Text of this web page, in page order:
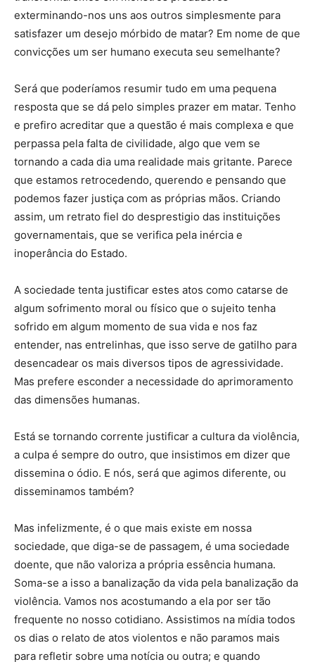
exterminando-nos uns aos outros simplesmente para
satisfazer um desejo mórbido de matar? Em nome de que
convicções um ser humano executa seu semelhante?
Será que poderíamos resumir tudo em uma pequena
resposta que se dá pelo simples prazer em matar. Tenho
e prefiro acreditar que a questão é mais complexa e que
perpassa pela falta de civilidade, algo que vem se
tornando a cada dia uma realidade mais gritante. Parece
que estamos retrocedendo, querendo e pensando que
podemos fazer justiça com as próprias mãos. Criando
assim, um retrato fiel do desprestigio das instituições
governamentais, que se verifica pela inércia e
inoperância do Estado.
A sociedade tenta justificar estes atos como catarse de
algum sofrimento moral ou físico que o sujeito tenha
sofrido em algum momento de sua vida e nos faz
entender, nas entrelinhas, que isso serve de gatilho para
desencadear os mais diversos tipos de agressividade.
Mas prefere esconder a necessidade do aprimoramento
das dimensões humanas.
Está se tornando corrente justificar a cultura da violência,
a culpa é sempre do outro, que insistimos em dizer que
dissemina o ódio. E nós, será que agimos diferente, ou
disseminamos também?
Mas infelizmente, é o que mais existe em nossa
sociedade, que diga-se de passagem, é uma sociedade
doente, que não valoriza a própria essência humana.
Soma-se a isso a banalização da vida pela banalização da
violência. Vamos nos acostumando a ela por ser tão
frequente no nosso cotidiano. Assistimos na mídia todos
os dias o relato de atos violentos e não paramos mais
para refletir sobre uma notícia ou outra; e quando